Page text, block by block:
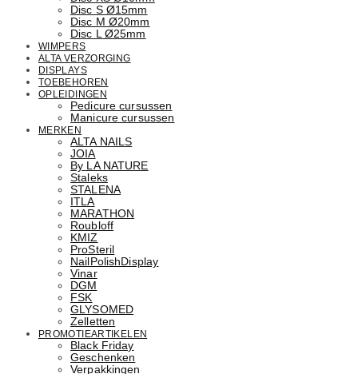
Disc S Ø15mm
Disc M Ø20mm
Disc L Ø25mm
WIMPERS
ALTA VERZORGING
DISPLAYS
TOEBEHOREN
OPLEIDINGEN
Pedicure cursussen
Manicure cursussen
MERKEN
ALTA NAILS
JOIA
By LA NATURE
Staleks
STALENA
ITLA
MARATHON
Roubloff
KMIZ
ProSteril
NailPolishDisplay
Vinar
DGM
FSK
GLYSOMED
Zelletten
PROMOTIEARTIKELEN
Black Friday
Geschenken
Verpakkingen